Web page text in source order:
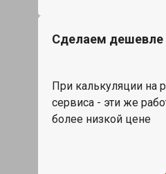
Сделаем дешевле
При калькуляции на
сервиса - эти же
более низкой цене